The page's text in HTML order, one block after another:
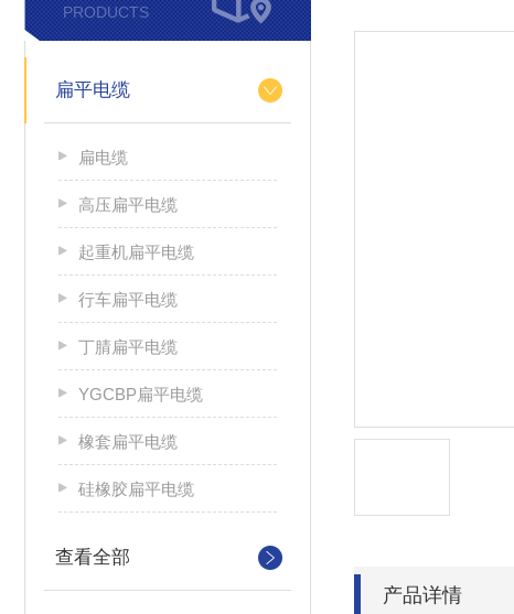
PRODUCTS
扁平电缆
扁电缆
高压扁平电缆
起重机扁平电缆
行车扁平电缆
丁腈扁平电缆
YGCBP扁平电缆
橡套扁平电缆
硅橡胶扁平电缆
查看全部
产品详情